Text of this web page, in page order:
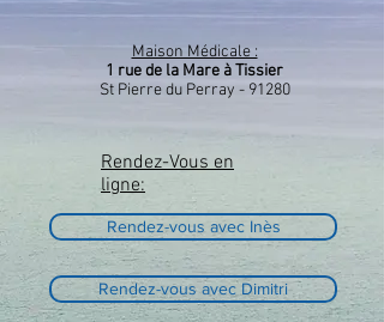
Maison Médicale :
1 rue de la Mare à Tissier
St Pierre du Perray - 91280
Rendez-Vous en
ligne:
Rendez-vous avec Inès
Rendez-vous avec Dimitri